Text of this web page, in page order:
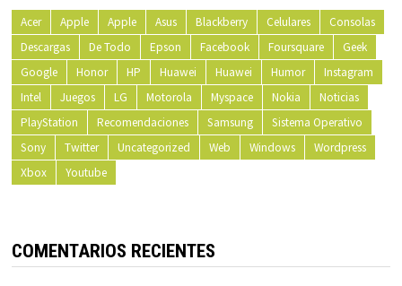
Acer Apple Apple Asus Blackberry Celulares
Consolas
Descargas
De Todo Epson Facebook Foursquare
Geek
Google
Honor HP Huawei Huawei Humor
Instagram
Intel
Juegos LG Motorola Myspace Nokia
Noticias
PlayStation
Recomendaciones Samsung
Sistema Operativo
Sony
Twitter Uncategorized Web Windows
Wordpress
Xbox
Youtube
COMENTARIOS RECIENTES